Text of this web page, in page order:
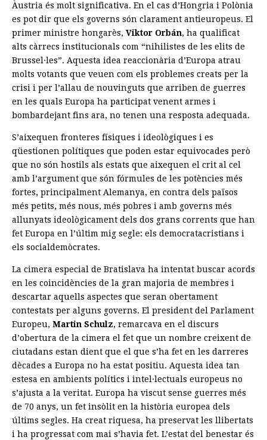
Àustria és molt significativa. En el cas d’Hongria i Polònia
es pot dir que els governs són clarament antieuropeus. El
primer ministre hongarès, Viktor Orbán, ha qualificat
alts càrrecs institucionals com “nihilistes de les elits de
Brussel·les”. Aquesta idea reaccionària d’Europa atrau
molts votants que veuen com els problemes creats per la
crisi i per l’allau de nouvinguts que arriben de guerres
en les quals Europa ha participat venent armes i
bombardejant fins ara, no tenen una resposta adequada.
S’aixequen fronteres físiques i ideològiques i es
qüestionen polítiques que poden estar equivocades però
que no són hostils als estats que aixequen el crit al cel
amb l’argument que són fórmules de les potències més
fortes, principalment Alemanya, en contra dels països
més petits, més nous, més pobres i amb governs més
allunyats ideològicament dels dos grans corrents que han
fet Europa en l’últim mig segle: els democratacristians i
els socialdemòcrates.
La cimera especial de Bratislava ha intentat buscar acords
en les coincidències de la gran majoria de membres i
descartar aquells aspectes que seran obertament
contestats per alguns governs. El president del Parlament
Europeu, Martin Schulz, remarcava en el discurs
d’obertura de la cimera el fet que un nombre creixent de
ciutadans estan dient que el que s’ha fet en les darreres
dècades a Europa no ha estat positiu. Aquesta idea tan
estesa en ambients polítics i intel·lectuals europeus no
s’ajusta a la veritat. Europa ha viscut sense guerres més
de 70 anys, un fet insòlit en la història europea dels
últims segles. Ha creat riquesa, ha preservat les llibertats
i ha progressat com mai s’havia fet. L’estat del benestar és